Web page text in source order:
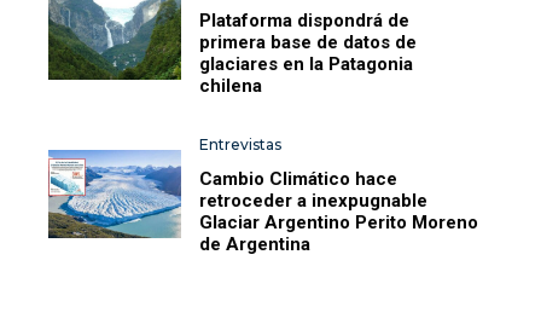
Plataforma dispondrá de
primera base de datos de
glaciares en la Patagonia
chilena
Entrevistas
Cambio Climático hace
retroceder a inexpugnable
Glaciar Argentino Perito Moreno
de Argentina